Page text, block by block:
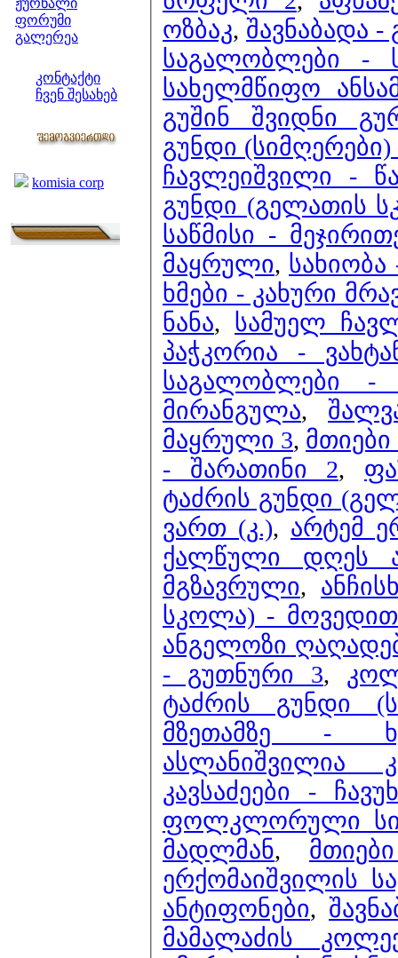
ჟურნალი
ფორუმი
გალერეა
კონტაქტი
ჩვენ შესახებ
komisia corp
ოზბაკ, შავნაბადა
საგალობლები -
სახელმწიფო
გუშინ შვიდნი
გუნდი
ჩავლეიშვილი -
გუნდი (გელათის
საწმისი -
მაყრული,
ხმები - კახური
ნანა, სამუელ
პაჭკორია -
საგალობლები
მირანგულა,
მაყრული 3,
- შარათინი 2,
ტაძრის გუნდი
ვართ (კ.), არტემ
ქალწული დღეს
მგზავრული,
სკოლა) - მოვედით
ანგელოზი
- გუთნური 3,
ტაძრის გუნდი
მზეთამზე -
კავსაძეები -
ფოლკლორული
მადლმან,
ერქომაიშვილის
ანტიფონები,
მამალაძის